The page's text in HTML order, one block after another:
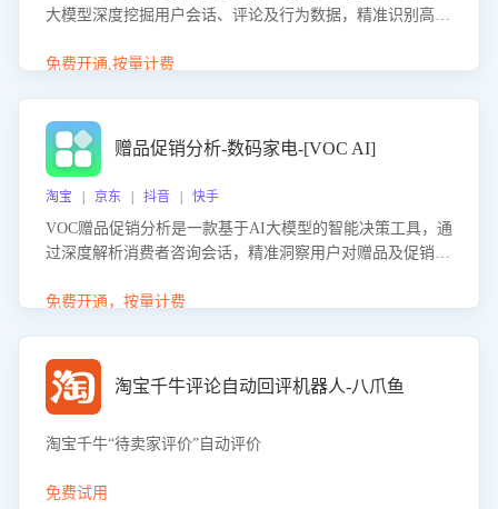
大模型深度挖掘用户会话、评论及行为数据，精准识别高流
应延迟、竞品价格冲击等。系统自动输出可落地的挽回策
免费开通,按量计费
赠品促销分析-数码家电-[VOC AI]
淘宝 | 京东 | 抖音 | 快手
VOC赠品促销分析是一款基于AI大模型的智能决策工具，通
过深度解析消费者咨询会话，精准洞察用户对赠品及促销政
销诉求，帮助企业制定个性化赠品组合策略，优化资源投放
免费开通，按量计费
淘宝千牛评论自动回评机器人-八爪鱼
淘宝千牛“待卖家评价”自动评价
免费试用